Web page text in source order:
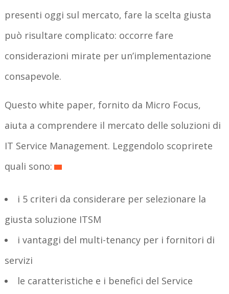
presenti oggi sul mercato, fare la scelta giusta
può risultare complicato: occorre fare
considerazioni mirate per un’implementazione
consapevole.
Questo white paper, fornito da Micro Focus,
aiuta a comprendere il mercato delle soluzioni di
IT Service Management. Leggendolo scoprirete
quali sono:
i 5 criteri da considerare per selezionare la
giusta soluzione ITSM
i vantaggi del multi-tenancy per i fornitori di
servizi
le caratteristiche e i benefici del Service